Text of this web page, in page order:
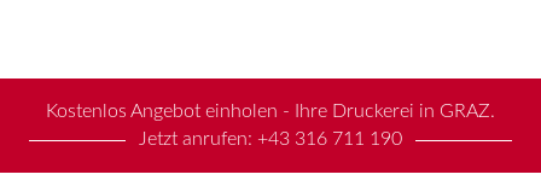
Kostenlos Angebot einholen - Ihre Druckerei in GRAZ.
Jetzt anrufen: +43 316 711 190